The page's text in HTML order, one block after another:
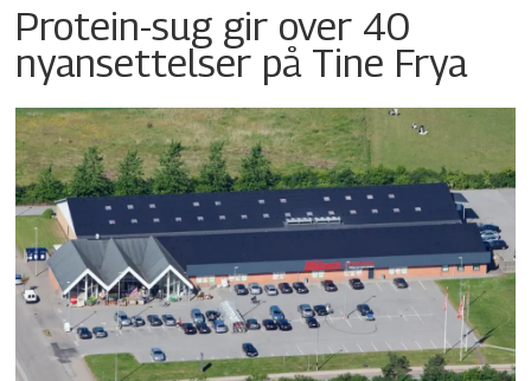
Protein-sug gir over 40
nyansettelser på Tine Frya